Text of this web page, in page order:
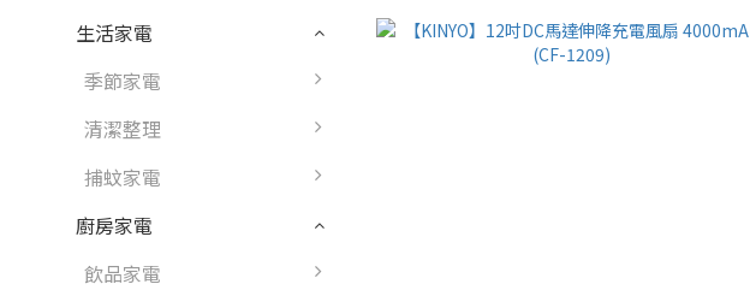
生活家電
季節家電
清潔整理
捕蚊家電
廚房家電
飲品家電